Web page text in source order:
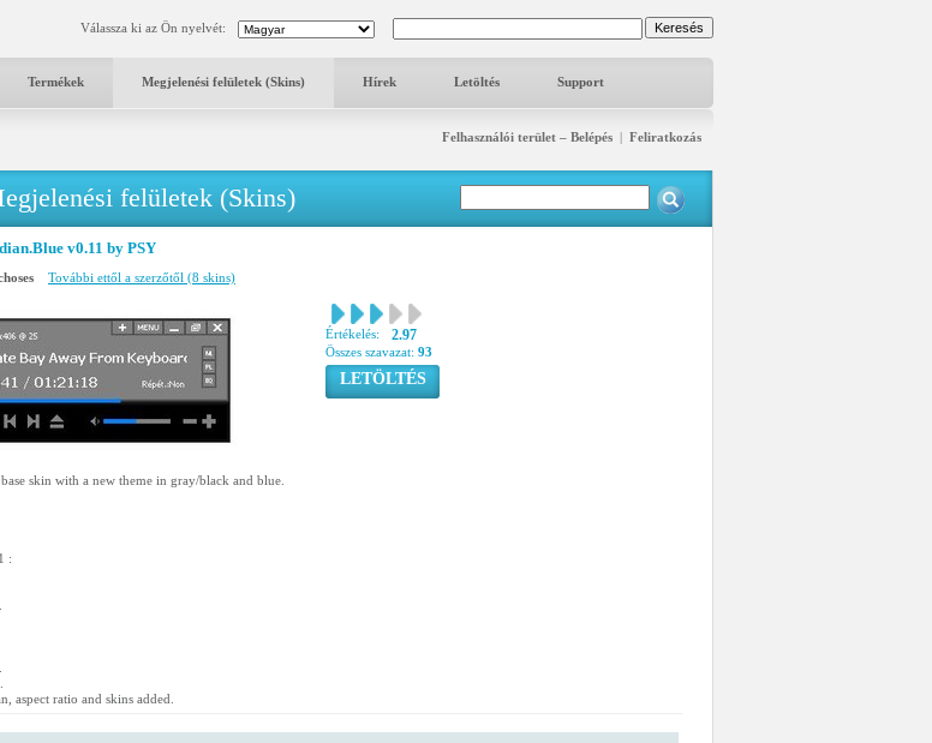
Válassza ki az Ön nyelvét:
Termékek Megjelenési felületek (Skins) Hírek Letöltés Support
Felhasználói terület – Belépés | Feliratkozás
felületek (Skins)
v0.11 by PSY
További ettől a szerzőtől (8 skins)
Értékelés: 2.97
Összes szavazat: 93
LETÖLTÉS
skin with a new theme in gray/black and blue.
:
aspect ratio and skins added.